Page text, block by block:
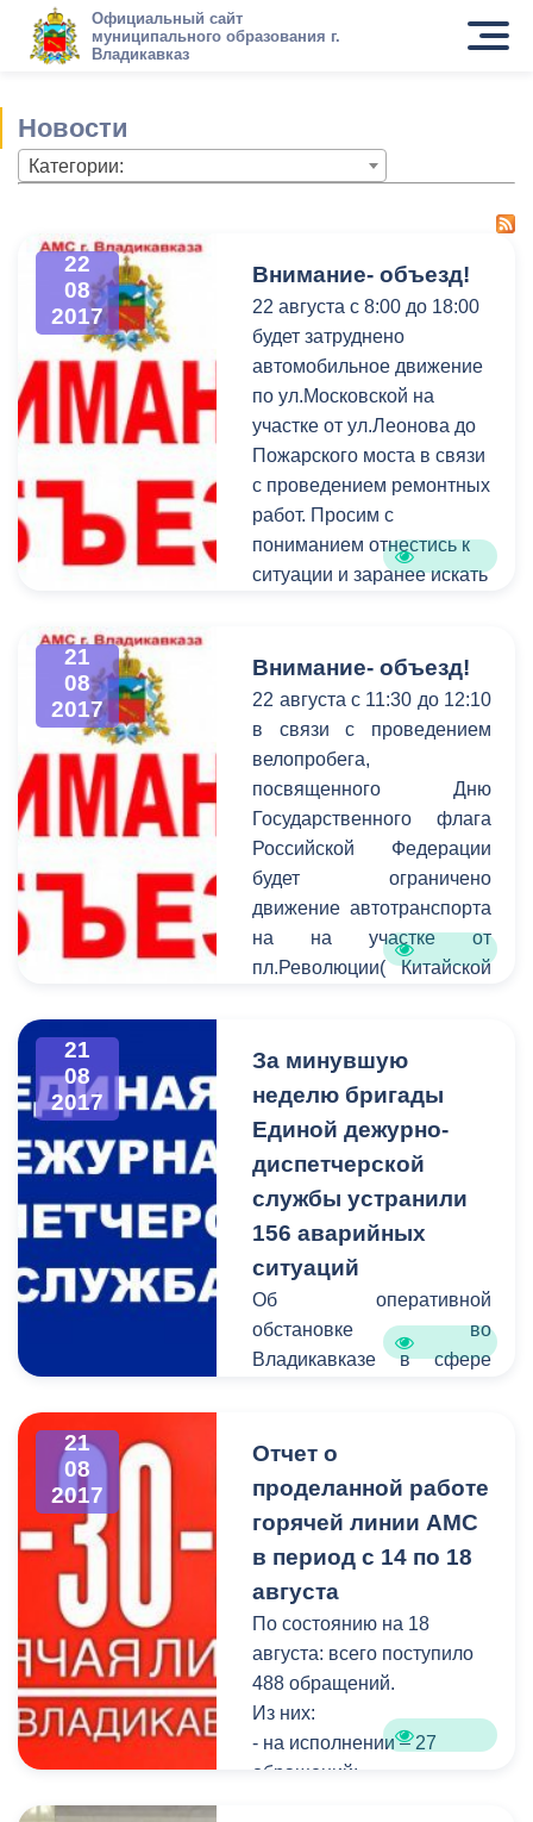
Официальный сайт
муниципального образования г.
Владикавказ
Новости
Категории:
22
08
2017
Внимание- объезд!
22 августа с 8:00 до 18:00
будет затруднено
автомобильное движение
по ул.Московской на
участке от ул.Леонова до
Пожарского моста в связи
с проведением ремонтных
работ. Просим с
пониманием отнестись к
ситуации и заранее искать
21
08
2017
Внимание- объезд!
22 августа с 11:30 до 12:10
в связи с проведением
велопробега,
посвященного Дню
Государственного флага
Российской Федерации
будет ограничено
движение автотранспорта
на на участке от
пл.Революции( Китайской
- по ул.Московская до
Архонского круга. Просим
с пониманием отнестись к
ситуации и заранее искать
пути объезда.
21
08
2017
За минувшую
неделю бригады
Единой дежурно-
диспетчерской
службы устранили
156 аварийных
ситуаций
Об оперативной
обстановке во
Владикавказе в сфере
Единая дежурно-
диспетчерская служба.
августа на горячую линию
единой дежурно-
диспетчерской службы
поступило 156 звонков, в
числе которых проблемы с
электроснабжением,
подачей холодной и
горячей воды, засоры.
Специалисты ЕДДС в
21
08
2017
Отчет о
проделанной работе
горячей линии АМС
в период с 14 по 18
августа
По состоянию на 18
августа: всего поступило
488 обращений.
Из них:
- на исполнении – 27
обращений;